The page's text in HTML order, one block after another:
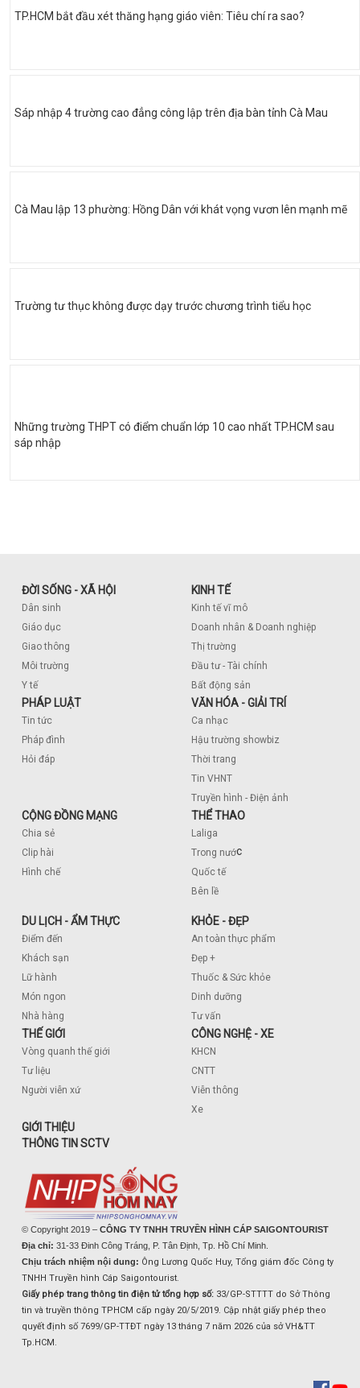
TP.HCM bắt đầu xét thăng hạng giáo viên: Tiêu chí ra sao?
Sáp nhập 4 trường cao đẳng công lập trên địa bàn tỉnh Cà Mau
Cà Mau lập 13 phường: Hồng Dân với khát vọng vươn lên mạnh mẽ
Trường tư thục không được dạy trước chương trình tiểu học
Những trường THPT có điểm chuẩn lớp 10 cao nhất TP.HCM sau
sáp nhập
ĐỜI SỐNG - XÃ HỘI
Dân sinh
Giáo dục
Giao thông
Môi trường
Y tế
KINH TẾ
Kinh tế vĩ mô
Doanh nhân & Doanh nghiệp
Thị trường
Đầu tư - Tài chính
Bất động sản
PHÁP LUẬT
Tin tức
Pháp đình
Hỏi đáp
VĂN HÓA - GIẢI TRÍ
Ca nhạc
Hậu trường showbiz
Thời trang
Tin VHNT
Truyền hình - Điện ảnh
CỘNG ĐỒNG MẠNG
Chia sẻ
Clip hài
Hình chế
THỂ THAO
Laliga
Trong nước
Quốc tế
Bên lề
DU LỊCH - ẨM THỰC
Điểm đến
Khách sạn
Lữ hành
Món ngon
Nhà hàng
KHỎE - ĐẸP
An toàn thực phẩm
Đẹp +
Thuốc & Sức khỏe
Dinh dưỡng
Tư vấn
THẾ GIỚI
Vòng quanh thế giới
Tư liệu
Người viễn xứ
CÔNG NGHỆ - XE
KHCN
CNTT
Viễn thông
Xe
GIỚI THIỆU
THÔNG TIN SCTV
© Copyright 2019 – CÔNG TY TNHH TRUYỀN HÌNH CÁP SAIGONTOURIST
Địa chỉ: 31-33 Đinh Công Tráng, P. Tân Định, Tp. Hồ Chí Minh.
Chịu trách nhiệm nội dung: Ông Lương Quốc Huy, Tổng giám đốc Công ty
TNHH Truyền hình Cáp Saigontourist.
Giấy phép trang thông tin điện tử tổng hợp số: 33/GP-STTTT do Sở Thông
tin và truyền thông TPHCM cấp ngày 20/5/2019. Cập nhật giấy phép theo
quyết định số 7699/GP-TTĐT ngày 13 tháng 7 năm 2026 của sở VH&TT
Tp.HCM.